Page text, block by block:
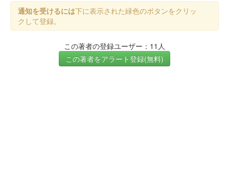
通知を受けるには下に表示された緑色のボタンをクリッ
クして登録。
この著者の登録ユーザー：11人
この著者をアラート登録(無料)